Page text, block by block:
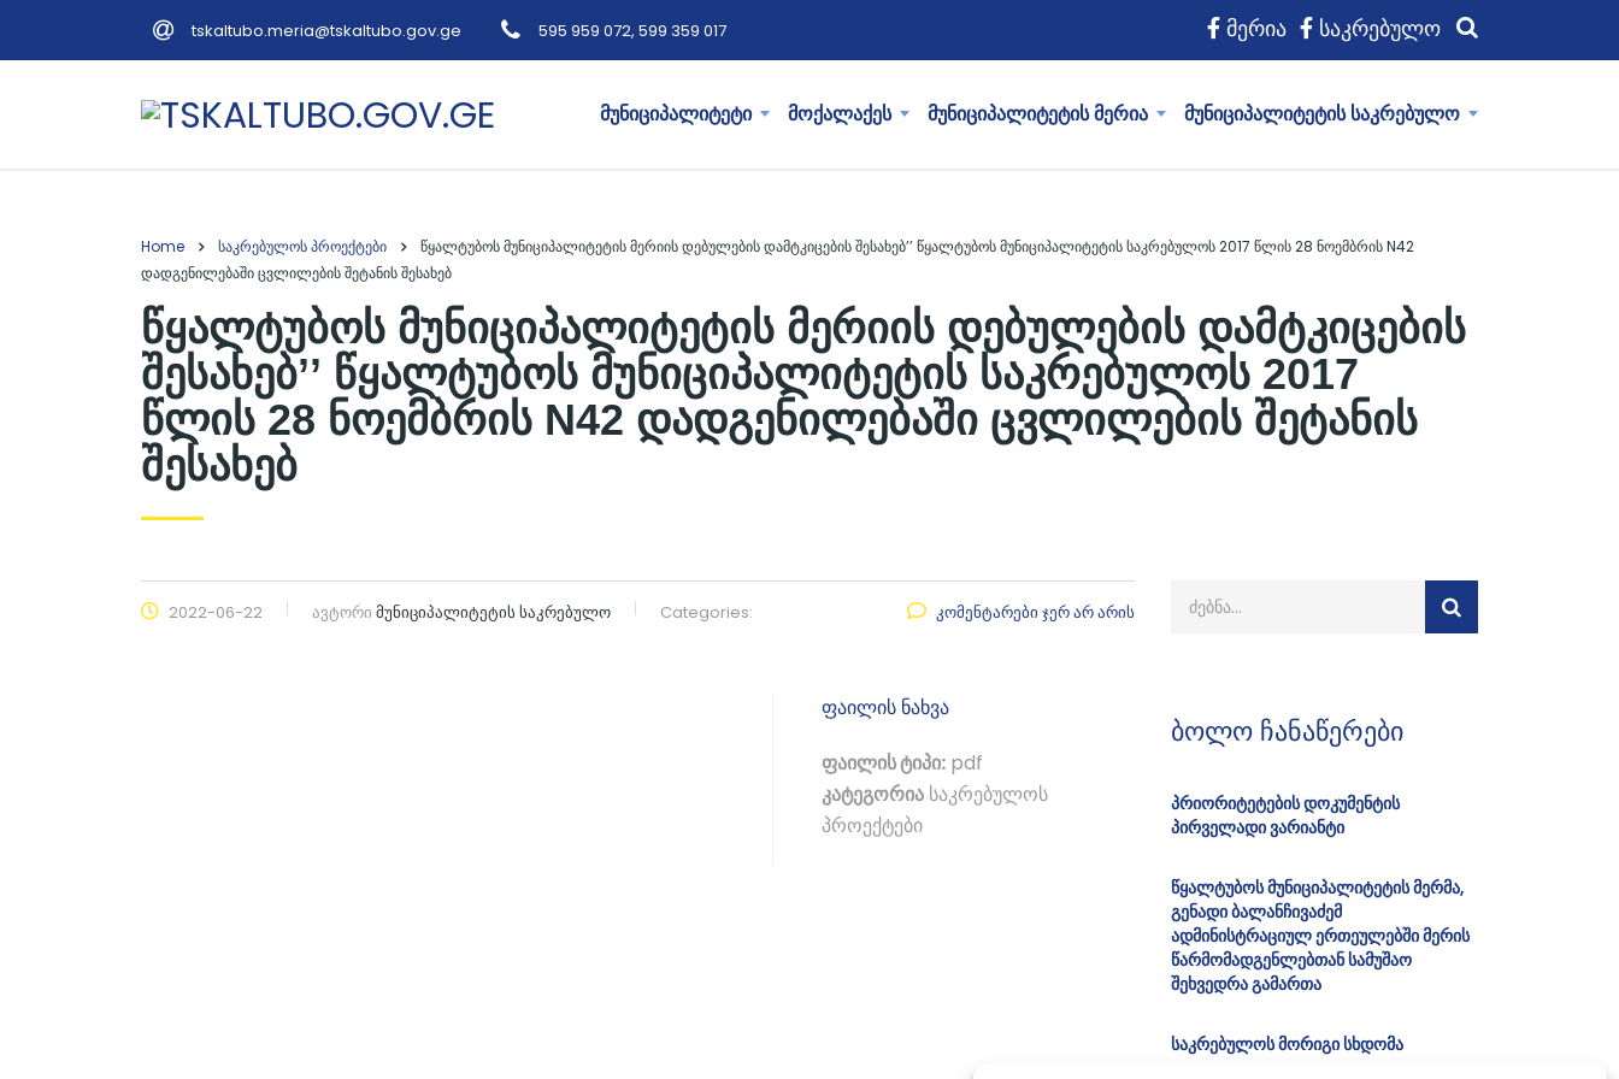
tskaltubo.meria@tskaltubo.gov.ge 595 959 072, 599 359 017 მერია საკრებულო
მუნიციპალიტეტი მოქალაქეს მუნიციპალიტეტის მერია მუნიციპალიტეტის საკრებულო
Home საკრებულოს პროექტები
წყალტუბოს მუნიციპალიტეტის მერიის დებულების დამტკიცების შესახებ’’ წყალტუბოს მუნიციპალიტეტის საკრებულოს 2017 წლის 28 ნოემბრის N42
დადგენილებაში ცვლილების შეტანის შესახებ
წყალტუბოს მუნიციპალიტეტის მერიის დებულების დამტკიცების
შესახებ’’ წყალტუბოს მუნიციპალიტეტის საკრებულოს 2017
წლის 28 ნოემბრის N42 დადგენილებაში ცვლილების შეტანის
შესახებ
2022-06-22 ავტორი მუნიციპალიტეტის საკრებულო Categories: კომენტარები ჯერ არ არის
ფაილის ნახვა
ფაილის ტიპი:pdf
კატეგორიასაკრებულოს
პროექტები
ბოლო ჩანაწერები
პრიორიტეტების დოკუმენტის
პირველადი ვარიანტი
წყალტუბოს მუნიციპალიტეტის მერმა,
გენადი ბალანჩივაძემ
ადმინისტრაციულ ერთეულებში მერის
წარმომადგენლებთან სამუშაო
შეხვედრა გამართა
საკრებულოს მორიგი სხდომა